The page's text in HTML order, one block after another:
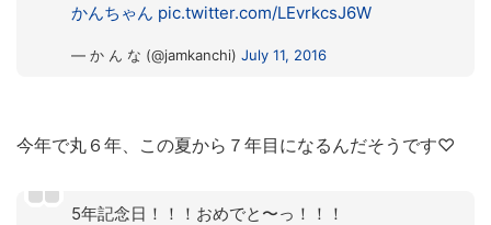
かんちゃん pic.twitter.com/LEvrkcsJ6W
— か ん な (@jamkanchi) July 11, 2016
今年で丸６年、この夏から７年目になるんだそうです♡
5年記念日！！！おめでと〜っ！！！